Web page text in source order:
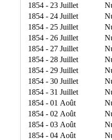
1854 - 23 Juillet
1854 - 24 Juillet
1854 - 25 Juillet
1854 - 26 Juillet
1854 - 27 Juillet
1854 - 28 Juillet
1854 - 29 Juillet
1854 - 30 Juillet
1854 - 31 Juillet
1854 - 01 Août
1854 - 02 Août
1854 - 03 Août
1854 - 04 Août